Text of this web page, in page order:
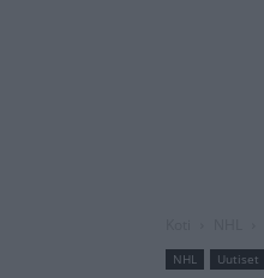
NHL Uutiset